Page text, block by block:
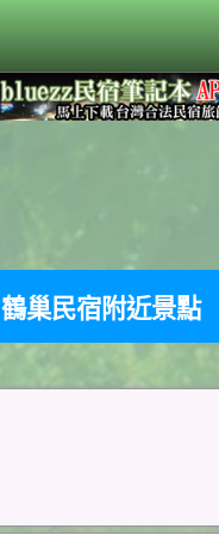
鶴巢民宿附近景點